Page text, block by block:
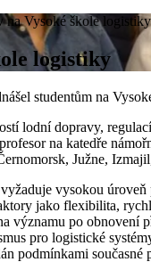
na Vysoké škole logistiky
logistiky
studentům na
lodní dopravy,
na katedře
Južne,
vysokou
jako flexibilita,
po
pro logistické
podmínkami současné